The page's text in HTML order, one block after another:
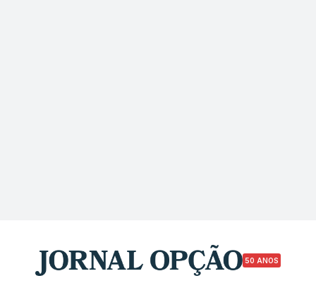
50 ANOS